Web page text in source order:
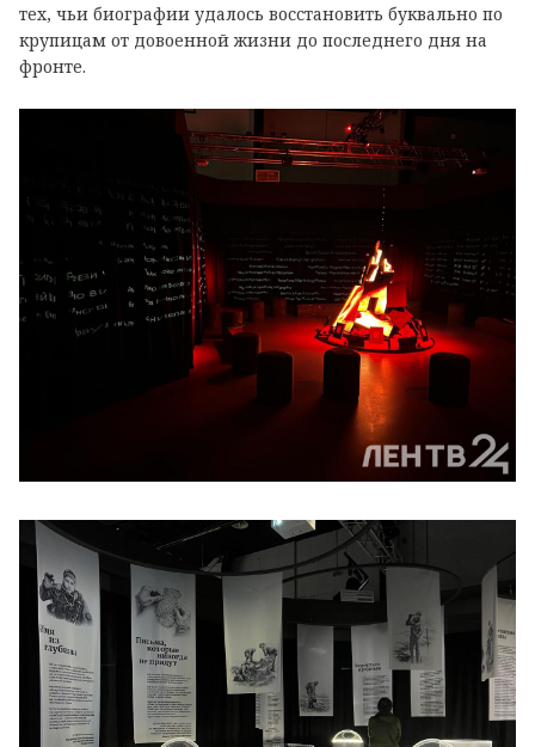
тех, чьи биографии удалось восстановить буквально по
крупицам от довоенной жизни до последнего дня на
фронте.